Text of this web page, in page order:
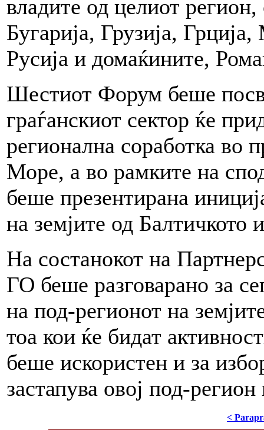
владите од целиот
Бугарија, Грузија,
Русија и домаќините,
Шестиот Форум беше
граѓанскиот сектор ќе
регионална соработка во
Море, а во рамките на
беше презентирана
на земјите од
На состанокот на
ГО беше разговарано за
на под-регионот на
тоа кои ќе бидат
беше искористен и за
застапува овој под-
<